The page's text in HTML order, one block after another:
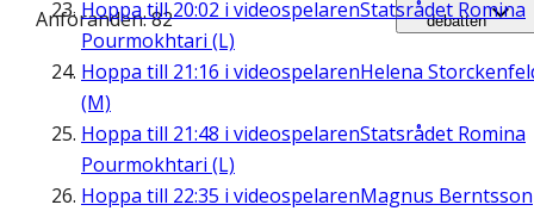
Hoppa till20:02 i videospelarenStatsrådet Romina
Pourmokhtari (L)
Hoppa till 21:16 i videospelarenHelena
(M)
Hoppa till 21:48 i videospelarenStatsrådet Romina
Pourmokhtari (L)
Hoppa till 22:35 i videospelarenMagnus Berntsson
Anföranden: 82
debatten